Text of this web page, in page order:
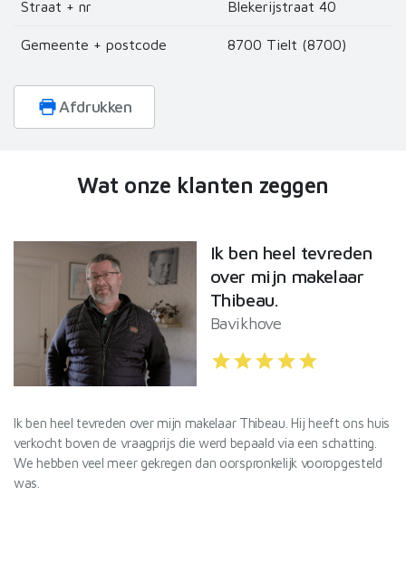
informatie die u aan ze heeft verstrekt of die ze hebben
Straat + nr Blekerijstraat 40
Gemeente + postcode 8700 Tielt (8700)
Afdrukken
Wat onze klanten zeggen
Ik ben heel tevreden
over mijn makelaar
Thibeau.
Bavikhove
starstarstarstarstar
Ik ben heel tevreden over mijn makelaar Thibeau. Hij heeft ons huis
verkocht boven de vraagprijs die werd bepaald via een schatting.
We hebben veel meer gekregen dan oorspronkelijk vooropgesteld
was.